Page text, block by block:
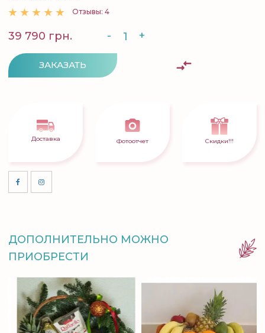
Отзывы: 4
39 790 грн. - +
ЗАКАЗАТЬ
Доставка Фотоотчет Скидки!!!
ДОПОЛНИТЕЛЬНО МОЖНО
ПРИОБРЕСТИ